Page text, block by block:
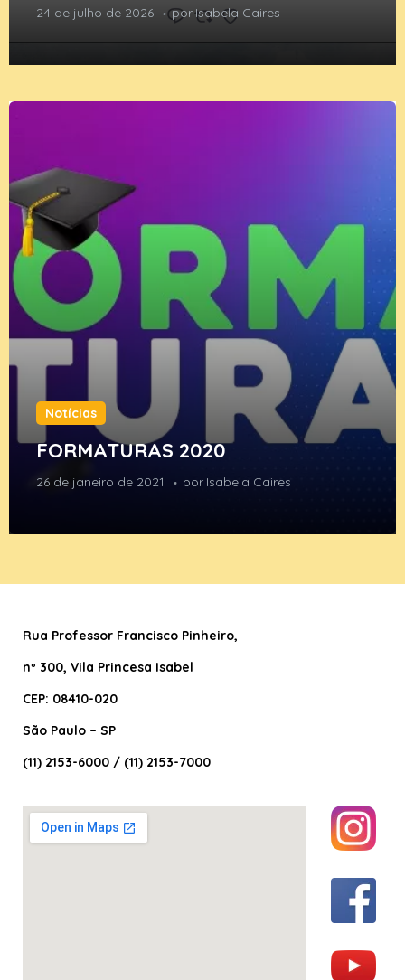
24 de julho de 2026 porIsabela Caires
Notícias
FORMATURAS 2020
26 de janeiro de 2021 por Isabela Caires
Rua Professor Francisco Pinheiro,
nº 300, Vila Princesa Isabel
CEP: 08410-020
São Paulo – SP
(11) 2153-6000 / (11) 2153-7000